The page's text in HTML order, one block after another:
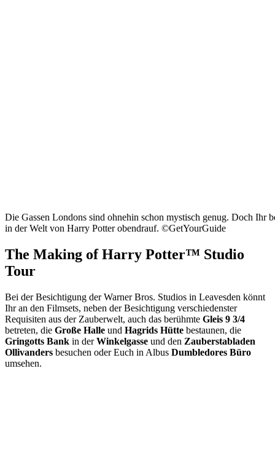
Die Gassen Londons sind ohnehin schon mystisch genug. Doch Ihr
in der Welt von Harry Potter obendrauf. ©GetYourGuide
The Making of Harry Potter™ Studio
Tour
Bei der Besichtigung der Warner Bros. Studios in Leavesden könnt
Ihr an den Filmsets, neben der Besichtigung verschiedenster
Requisiten aus der Zauberwelt, auch das berühmte Gleis 9 3/4
betreten, die Große Halle und Hagrids Hütte bestaunen, die
Gringotts Bank in derWinkelgasse und den Zauberstabladen
Ollivanders besuchen oder Euch in Albus Dumbledores Büro
umsehen.